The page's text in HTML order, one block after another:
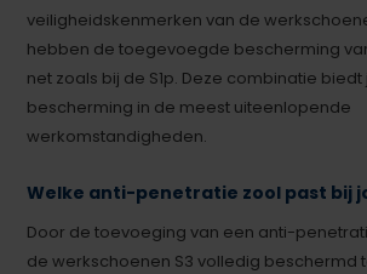
veiligheidskenmerken van de
hebben de toegevoegde bescherming
net zoals bij de S1p. Deze combinatie
bescherming in de meest uiteenlopende
werkomstandigheden.
Welke anti-penetratie zool past bij
Door de toevoeging van een anti-
de werkschoenen S3 volledig beschermd